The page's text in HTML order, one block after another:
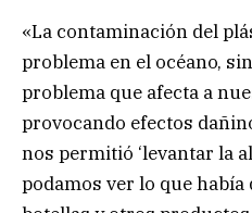
«La contaminación del
problema en el océano,
problema que afecta a
provocando efectos
nos permitió ‘levantar la
podamos ver lo que